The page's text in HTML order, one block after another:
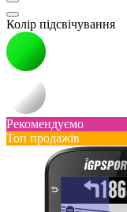
Колір підсвічування
Рекомендуємо
Топ продажів